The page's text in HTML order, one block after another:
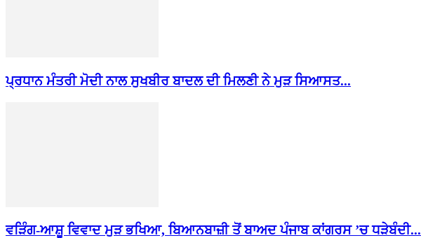
ਪ੍ਰਧਾਨ ਮੰਤਰੀ ਮੋਦੀ ਨਾਲ ਸੁਖਬੀਰ ਬਾਦਲ ਦੀ ਮਿਲਣੀ ਨੇ ਮੁੜ ਸਿਆਸਤ...
ਵੜਿੰਗ-ਆਸ਼ੂ ਵਿਵਾਦ ਮੁੜ ਭਖਿਆ, ਬਿਆਨਬਾਜ਼ੀ ਤੋਂ ਬਾਅਦ ਪੰਜਾਬ ਕਾਂਗਰਸ ’ਚ ਧੜੇਬੰਦੀ...